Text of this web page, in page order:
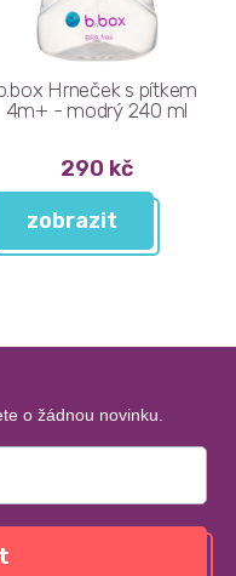
Hrneček s pítkem
4m+ - modrý 240 ml
290 kč
zobrazit
o žádnou novinku.